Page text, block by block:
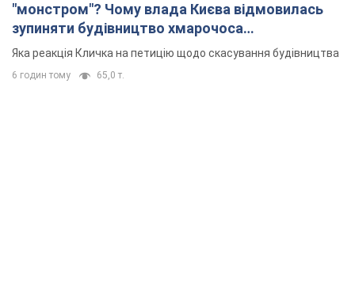
"монстром"? Чому влада Києва відмовилась
зупиняти будівництво хмарочоса
"московського вірянина"
Яка реакція Кличка на петицію щодо скасування будівництва
6 годин тому 65,0 т.